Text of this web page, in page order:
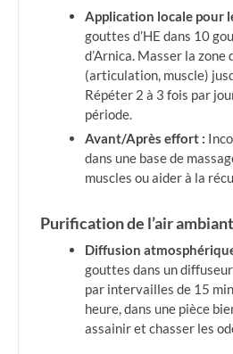
Application locale pour
gouttes d’HE dans 10
d’Arnica. Masser la zone
(articulation, muscle)
Répéter 2 à 3 fois par
période.
Avant/Après effort :
dans une base de
muscles ou aider à la
Purification de l’air ambiant
Diffusion
gouttes dans un
par intervailles de 15
heure, dans une pièce
assainir et chasser les